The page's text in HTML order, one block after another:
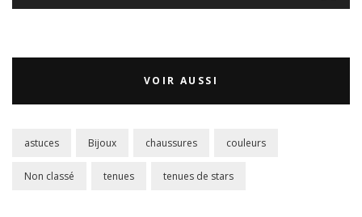
VOIR AUSSI
astuces Bijoux chaussures couleurs
Non classé tenues tenues de stars